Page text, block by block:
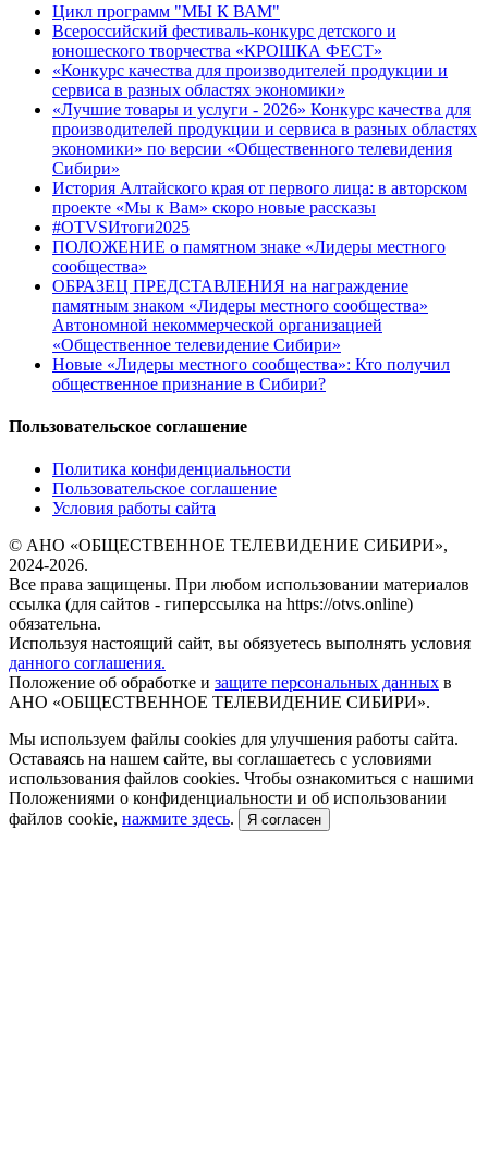
Цикл программ "МЫ К ВАМ"
Всероссийский фестиваль-конкурс детского и
юношеского творчества «КРОШКА ФЕСТ»
«Конкурс качества для производителей продукции и
сервиса в разных областях экономики»
«Лучшие товары и услуги - 2026» Конкурс качества для
производителей продукции и сервиса в разных областях
экономики» по версии «Общественного телевидения
Сибири»
История Алтайского края от первого лица: в авторском
проекте «Мы к Вам» скоро новые рассказы
#OTVSИтоги2025
ПОЛОЖЕНИЕ о памятном знаке «Лидеры местного
сообщества»
ОБРАЗЕЦ ПРЕДСТАВЛЕНИЯ на награждение
памятным знаком «Лидеры местного сообщества»
Автономной некоммерческой организацией
«Общественное телевидение Сибири»
Новые «Лидеры местного сообщества»: Кто получил
общественное признание в Сибири?
Пользовательское соглашение
Политика конфиденциальности
Пользовательское соглашение
Условия работы сайта
© АНО «ОБЩЕСТВЕННОЕ ТЕЛЕВИДЕНИЕ СИБИРИ»,
2024-2026.
Все права защищены. При любом использовании материалов
ссылка (для сайтов - гиперссылка на https://otvs.online)
обязательна.
Используя настоящий сайт, вы обязуетесь выполнять условия
данного соглашения.
Положение об обработке и защите персональных данных в
АНО «ОБЩЕСТВЕННОЕ ТЕЛЕВИДЕНИЕ СИБИРИ».
Мы используем файлы cookies для улучшения работы сайта.
Оставаясь на нашем сайте, вы соглашаетесь с условиями
использования файлов cookies. Чтобы ознакомиться с нашими
Положениями о конфиденциальности и об использовании
файлов cookie, нажмите здесь. Я согласен